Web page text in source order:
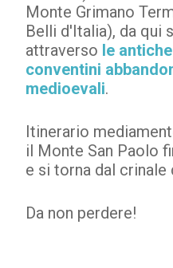
Monte Grimano
Belli d'Italia), da qui
attraverso le
conventini
medioevali.
Itinerario
il Monte San Paolo
e si torna dal
Da non perdere!